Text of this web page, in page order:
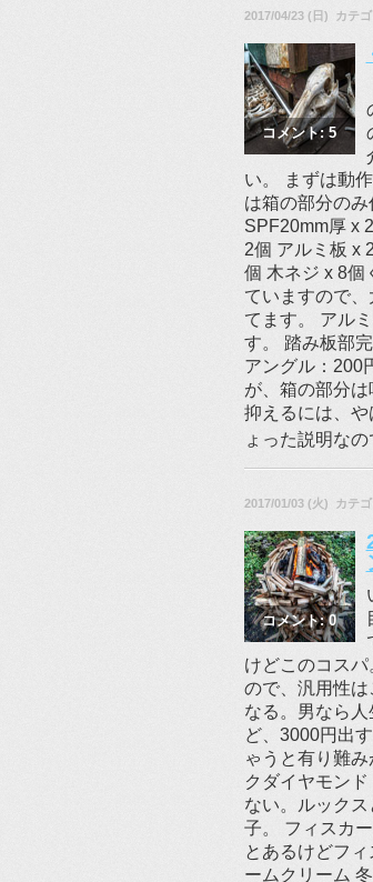
2017/04/23 (日) カテゴ
コメント: 5
い。 まずは動
は箱の部分のみ
SPF20mm厚 x
2個 アルミ板 x
個 木ネジ x 8個
ていますので
てます。 アル
す。 踏み板部
アングル：200
が、箱の部分
抑えるには、
ょった説明な
2017/01/03 (火) カテゴ
コメント: 0
けどこのコス
ので、汎用性
なる。男なら
ど、3000円出
ゃうと有り難
クダイヤモン
ない。ルック
子。 フィスカ
とあるけどフ
ームクリーム